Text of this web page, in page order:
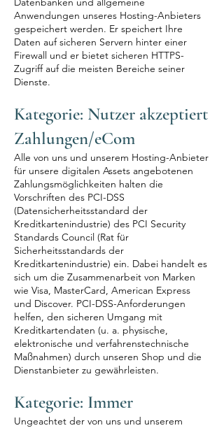
Anwendungen unseres Hosting-Anbieters
gespeichert werden. Er speichert Ihre
Daten auf sicheren Servern hinter einer
Firewall und er bietet sicheren HTTPS-
Zugriff auf die meisten Bereiche seiner
Dienste.
Kategorie: Nutzer akzeptiert
Zahlungen/eCom
Alle von uns und unserem Hosting-Anbieter
für unsere digitalen Assets angebotenen
Zahlungsmöglichkeiten halten die
Vorschriften des PCI-DSS
(Datensicherheitsstandard der
Kreditkartenindustrie) des PCI Security
Standards Council (Rat für
Sicherheitsstandards der
Kreditkartenindustrie) ein. Dabei handelt es
sich um die Zusammenarbeit von Marken
wie Visa, MasterCard, American Express
und Discover. PCI-DSS-Anforderungen
helfen, den sicheren Umgang mit
Kreditkartendaten (u. a. physische,
elektronische und verfahrenstechnische
Maßnahmen) durch unseren Shop und die
Dienstanbieter zu gewährleisten.
Kategorie: Immer
Ungeachtet der von uns und unserem